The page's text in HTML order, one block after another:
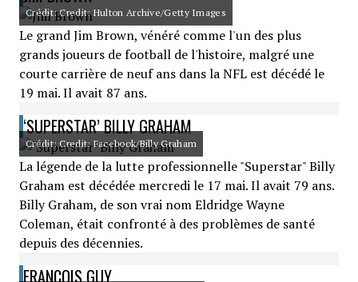
Crédit: Credit: Hulton Archive/Getty Images
Le grand Jim Brown, vénéré comme l'un des plus
grands joueurs de football de l'histoire, malgré une
courte carrière de neuf ans dans la NFL est décédé le
19 mai. Il avait 87 ans.
‘SUPERSTAR’ BILLY GRAHAM
Crédit: Credit: Facebook/Billy Graham
La légende de la lutte professionnelle "Superstar" Billy
Graham est décédée mercredi le 17 mai. Il avait 79 ans.
Billy Graham, de son vrai nom Eldridge Wayne
Coleman, était confronté à des problèmes de santé
depuis des décennies.
FRANÇOIS GUY